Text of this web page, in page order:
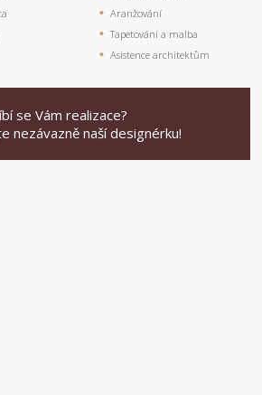
Aranžování
Tapetování a malba
Asistence architektům
se Vám realizace?
nezávazně naší designérku!